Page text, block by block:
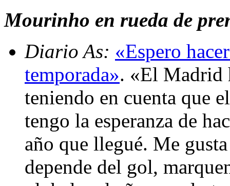
Mourinho en rueda de
Diario As: «Espero
temporada». «El Madrid
teniendo en cuenta que
tengo la esperanza de
año que llegué. Me
depende del gol,